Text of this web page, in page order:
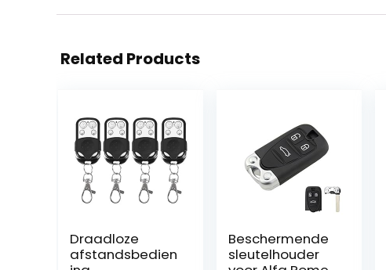
Related Products
Draadloze
afstandsbedien
Beschermende
sleutelhouder